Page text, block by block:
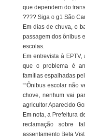
que dependem do
???? Siga o g1 São
Em dias de chuva, o
passagem dos ônibus
escolas.
Em entrevista à
que o problema é
famílias espalhadas
““Ônibus escolar não
chove, nenhum vai
agricultor Aparecido
Em nota, a Prefeitura
reclamação sobre
assentamento Bela